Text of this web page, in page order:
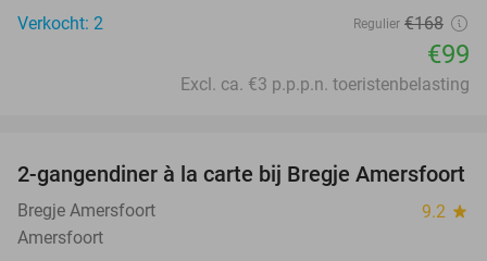
Verkocht: 2
Regulier €168
€99
Excl. ca. €3 p.p.p.n. toeristenbelasting
12%
2-gangendiner à la carte bij Bregje Amersfoort
Bregje Amersfoort 9.2 star
Amersfoort